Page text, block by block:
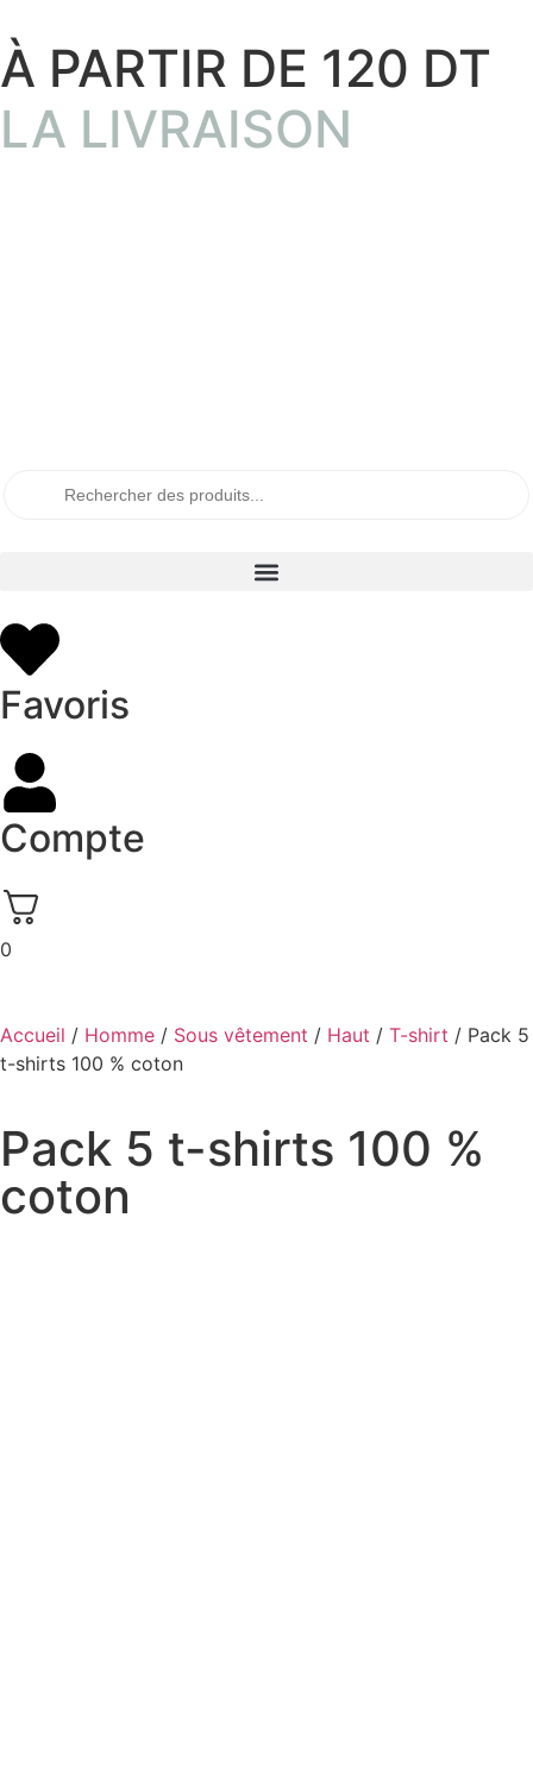
À PARTIR DE 120 DT
LA LIVRAISON
Favoris
Compte
0
Accueil / Homme / Sous vêtement / Haut / T-shirt / Pack 5
t-shirts 100 % coton
Pack 5 t-shirts 100 %
coton